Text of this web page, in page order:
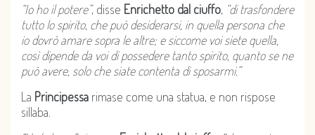
“Io ho il potere”, disse Enrichetto dal ciuffo, “di trasfondere
tutto lo spirito, che può desiderarsi, in quella persona che
io dovrò amare sopra le altre; e siccome voi siete quella,
così dipende da voi di possedere tanto spirito, quanto se ne
può avere, solo che siate contenta di sposarmi.”
La Principessa rimase come una statua, e non rispose
sillaba.